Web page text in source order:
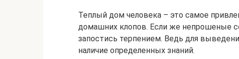
Теплый дом человека – это самое
домашних клопов. Если же непрошеные
запостись терпением. Ведь для
наличие определенных знаний.